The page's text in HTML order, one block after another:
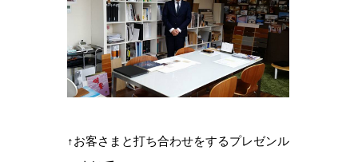
↑お客さまと打ち合わせをするプレゼンル